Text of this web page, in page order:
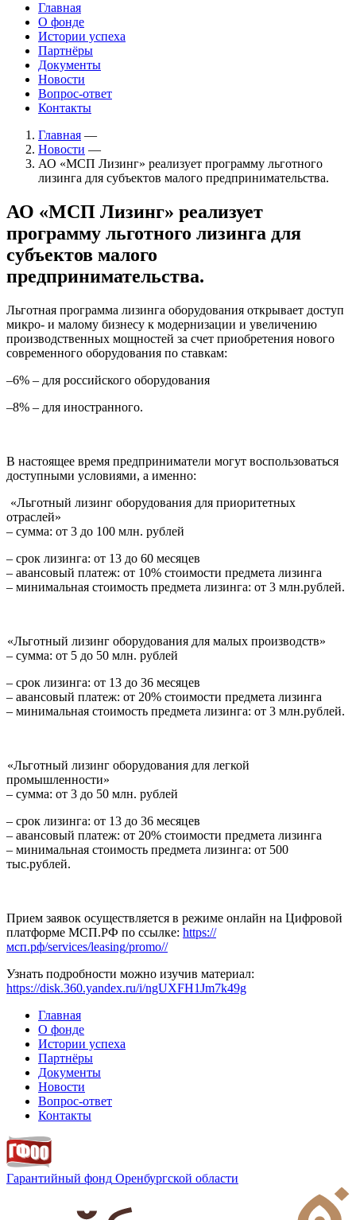
Главная
О фонде
Истории успеха
Партнёры
Документы
Новости
Вопрос-ответ
Контакты
Главная —
Новости —
АО «МСП Лизинг» реализует программу льготного
лизинга для субъектов малого предпринимательства.
АО «МСП Лизинг» реализует
программу льготного лизинга для
субъектов малого
предпринимательства.
Льготная программа лизинга оборудования открывает доступ
микро- и малому бизнесу к модернизации и увеличению
производственных мощностей за счет приобретения нового
современного оборудования по ставкам:
–6% – для российского оборудования
–8% – для иностранного.
В настоящее время предприниматели могут воспользоваться
доступными условиями, а именно:
«Льготный лизинг оборудования для приоритетных
отраслей»
– сумма: от 3 до 100 млн. рублей
– срок лизинга: от 13 до 60 месяцев
– авансовый платеж: от 10% стоимости предмета лизинга
– минимальная стоимость предмета лизинга: от 3 млн.рублей.
«Льготный лизинг оборудования для малых производств»
– сумма: от 5 до 50 млн. рублей
– срок лизинга: от 13 до 36 месяцев
– авансовый платеж: от 20% стоимости предмета лизинга
– минимальная стоимость предмета лизинга: от 3 млн.рублей.
«Льготный лизинг оборудования для легкой
промышленности»
– сумма: от 3 до 50 млн. рублей
– срок лизинга: от 13 до 36 месяцев
– авансовый платеж: от 20% стоимости предмета лизинга
– минимальная стоимость предмета лизинга: от 500
тыс.рублей.
Прием заявок осуществляется в режиме онлайн на Цифровой
платформе МСП.РФ по ссылке: https://
мсп.рф/services/leasing/promo//
Узнать подробности можно изучив материал:
https://disk.360.yandex.ru/i/ngUXFH1Jm7k49g
Главная
О фонде
Истории успеха
Партнёры
Документы
Новости
Вопрос-ответ
Контакты
Гарантийный фонд Оренбургской области